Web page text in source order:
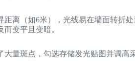
距离（如6米），光线易在墙面转折
变平且变暗。
大量斑点，勾选存储发光贴图并调